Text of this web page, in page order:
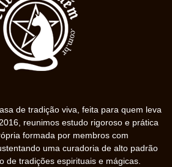
de tradição viva, feita para quem leva
reunimos estudo rigoroso e prática
formada por membros com
uma curadoria de alto padrão
de tradições espirituais e mágicas.